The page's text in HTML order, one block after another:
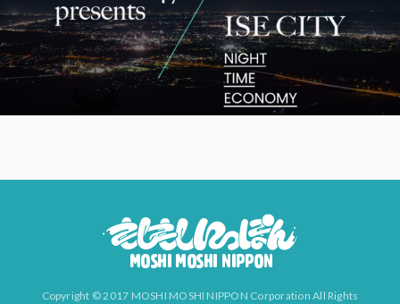
Copyright © 2017 MOSHI MOSHI NIPPON Corporation All Rights